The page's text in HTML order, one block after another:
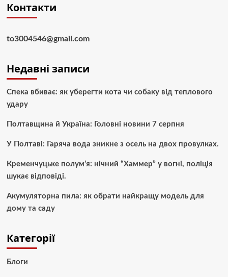
Контакти
to3004546@gmail.com
Недавні записи
Спека вбиває: як уберегти кота чи собаку від теплового
удару
Полтавщина й Україна: Головні новини 7 серпня
У Полтаві: Гаряча вода зникне з осель на двох провулках.
Кременчуцьке полум’я: нічний “Хаммер” у вогні, поліція
шукає відповіді.
Акумуляторна пила: як обрати найкращу модель для
дому та саду
Категорії
Блоги